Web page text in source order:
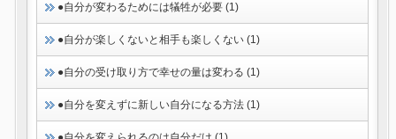
●自分が変わるためには犠牲が必要 (1)
●自分が楽しくないと相手も楽しくない (1)
●自分の受け取り方で幸せの量は変わる (1)
●自分を変えずに新しい自分になる方法 (1)